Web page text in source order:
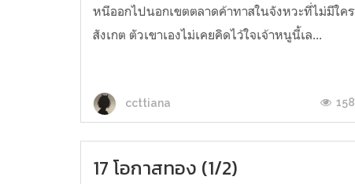
หนีออกไปนอกเขตตลาดค้าทาสในจังหวะที่ไม่มีใคร
สังเกต ตัวเขาเองไม่เคยคิดไว้ใจเจ้าหนูนี้เล...
ccttiana 158
17 โอกาสทอง (1/2)